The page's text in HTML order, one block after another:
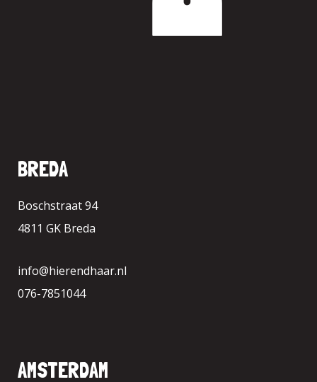
BREDA
Boschstraat 94
4811 GK Breda
info@hierendhaar.nl
076-7851044
AMSTERDAM